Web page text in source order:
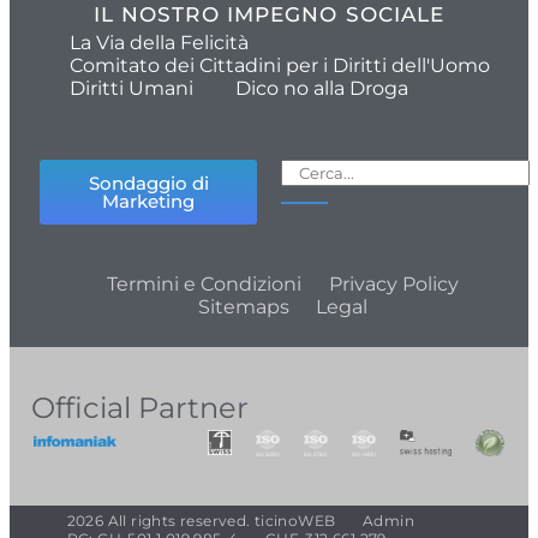
IL NOSTRO IMPEGNO SOCIALE
La Via della Felicità
Comitato dei Cittadini per i Diritti dell'Uomo
Diritti Umani
Dico no alla Droga
Sondaggio di
Marketing
Termini e Condizioni
Privacy Policy
Sitemaps
Legal
Official Partner
2026 All rights reserved. ticinoWEB
Admin